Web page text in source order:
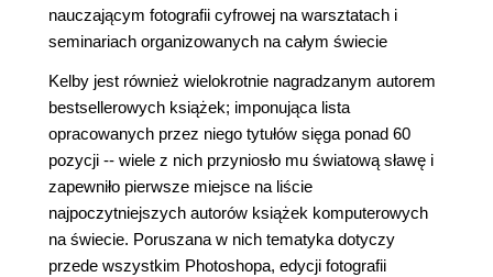
nauczającym fotografii cyfrowej na warsztatach i
seminariach organizowanych na całym świecie
Kelby jest również wielokrotnie nagradzanym autorem
bestsellerowych książek; imponująca lista
opracowanych przez niego tytułów sięga ponad 60
pozycji -- wiele z nich przyniosło mu światową sławę i
zapewniło pierwsze miejsce na liście
najpoczytniejszych autorów książek komputerowych
na świecie. Poruszana w nich tematyka dotyczy
przede wszystkim Photoshopa, edycji fotografii